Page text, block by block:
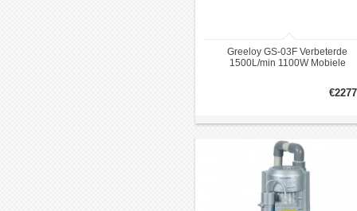
Greeloy GS-03F Verbeterde
1500L/min 1100W Mobiele